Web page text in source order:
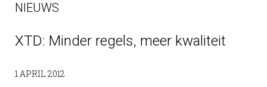
NIEUWS
XTD: Minder regels, meer kwaliteit
1 APRIL 2012